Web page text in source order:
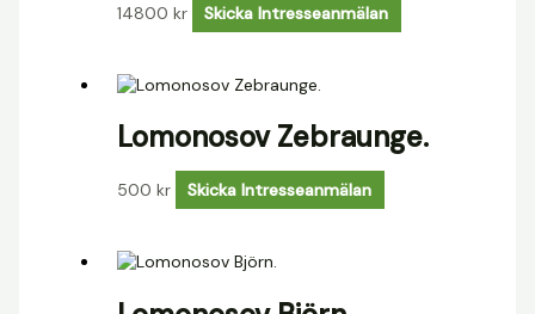
14800 kr Skicka Intresseanmälan
Lomonosov Zebraunge.
500 kr Skicka Intresseanmälan